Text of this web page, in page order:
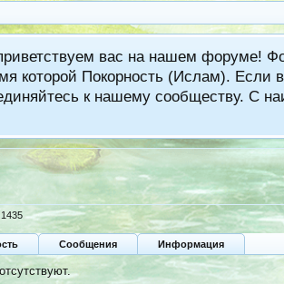
вас на нашем форуме!
Покорность (Ислам). Если
к нашему сообществу. С
Сообщения Информация